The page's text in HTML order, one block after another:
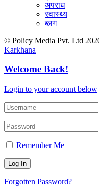
अपराध
स्वास्थ्य
ब्लग
© Policy Media Pvt. Ltd
Karkhana
Welcome Back!
Login to your account below
Remember Me
Forgotten Password?